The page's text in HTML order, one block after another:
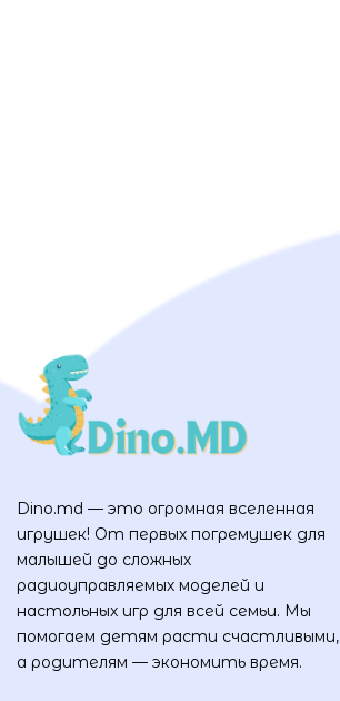
Dino.md — это огромная вселенная
игрушек! От первых погремушек для
малышей до сложных
радиоуправляемых моделей и
настольных игр для всей семьи. Мы
помогаем детям расти счастливыми,
а родителям — экономить время.